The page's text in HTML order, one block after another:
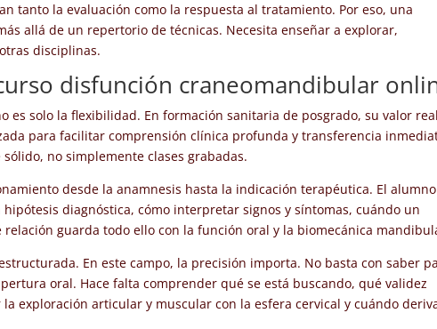
tanto la evaluación como la respuesta al tratamiento. Por eso, una
allá de un repertorio de técnicas. Necesita enseñar a explorar,
disciplinas.
disfunción craneomandibular
es solo la flexibilidad. En formación sanitaria de posgrado, su valor real
para facilitar comprensión clínica profunda y transferencia
no simplemente clases grabadas.
desde la anamnesis hasta la indicación terapéutica. El alumno
diagnóstica, cómo interpretar signos y síntomas, cuándo un
relación guarda todo ello con la función oral y la biomecánica
En este campo, la precisión importa. No basta con saber
oral. Hace falta comprender qué se está buscando, qué validez
exploración articular y muscular con la esfera cervical y cuándo